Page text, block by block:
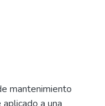
mantenimiento